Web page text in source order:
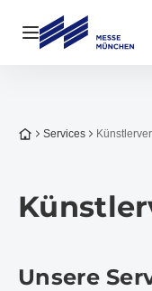
Navigation öffnen
Zur Startseite
Services
Unsere